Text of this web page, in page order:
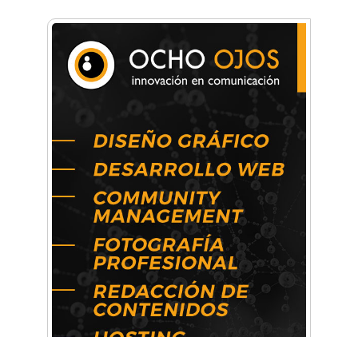
La primera vez que Eva Perón voló en avión lo
hizo desde Morón
Mariana Croce: "Hoy las empresas necesitan
un asesoramiento integral para crecer con
Música, teatro, yoga, danza y mucho más:
Conocé todos los talleres para aprender y
disfrutar en la Zona Oeste